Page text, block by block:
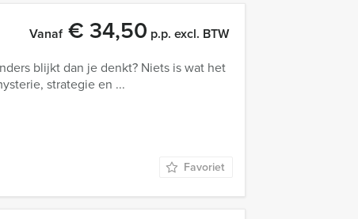
Vanaf€ 34,50 p.p. excl. BTW
blijkt dan je denkt? Niets is wat het
strategie en ...
Favoriet